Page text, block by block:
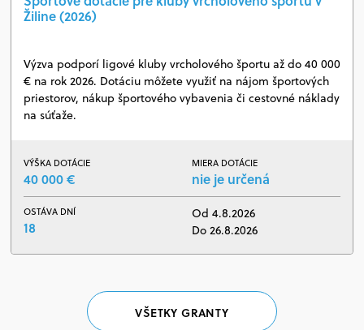
Žiline (2026)
Výzva podporí ligové kluby vrcholového športu až do 40 000
€ na rok 2026. Dotáciu môžete využiť na nájom športových
priestorov, nákup športového vybavenia či cestovné náklady
na súťaže.
VÝŠKA DOTÁCIE
40 000 €
MIERA DOTÁCIE
nie je určená
OSTÁVA DNÍ
18
Od 4.8.2026
Do 26.8.2026
VŠETKY GRANTY